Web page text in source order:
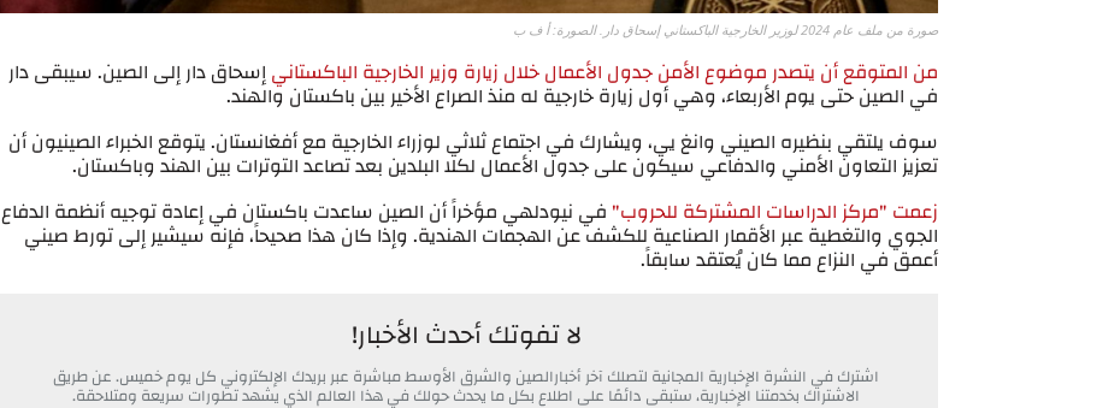
صورة من ملف عام 2024 لوزير الخارجية الباكستاني إسحاق دار. الصورة: أ ف ب
من المتوقع أن يتصدر موضوع الأمن جدول الأعمال خلال زيارة وزير الخارجية الباكستانيإسحاق دار إلى الصين. سيبقى دار
في الصين حتى يوم الأربعاء، وهي أول زيارة خارجية له منذ الصراع الأخير بين باكستان والهند.
سوف يلتقي بنظيره الصيني وانغ يي، ويشارك في اجتماع ثلاثي لوزراء الخارجية مع أفغانستان. يتوقع الخبراء الصينيون أن
تعزيز التعاون الأمني والدفاعي سيكون على جدول الأعمال لكلا البلدين بعد تصاعد التوترات بين الهند وباكستان.
زعمت "مركز الدراسات المشتركة للحروب" في نيودلهي مؤخراً أن الصين ساعدت باكستان في إعادة توجيه أنظمة الدفاع
الجوي والتغطية عبر الأقمار الصناعية للكشف عن الهجمات الهندية. وإذا كان هذا صحيحاً، فإنه سيشير إلى تورط صيني
أعمق في النزاع مما كان يُعتقد سابقاً.
لا تفوتك أحدث الأخبار!
اشترك في النشرة الإخبارية المجانية لتصلك آخر أخبارالصين والشرق الأوسط مباشرة عبر بريدك الإلكتروني كل يوم خميس. عن طريق
الاشتراك بخدمتنا الإخبارية، ستبقى دائمًا على اطلاع بكل ما يحدث حولك في هذا العالم الذي يشهد تطورات سريعة ومتلاحقة.